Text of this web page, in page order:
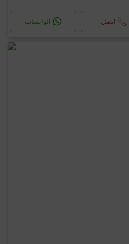
اتصل الواتساب